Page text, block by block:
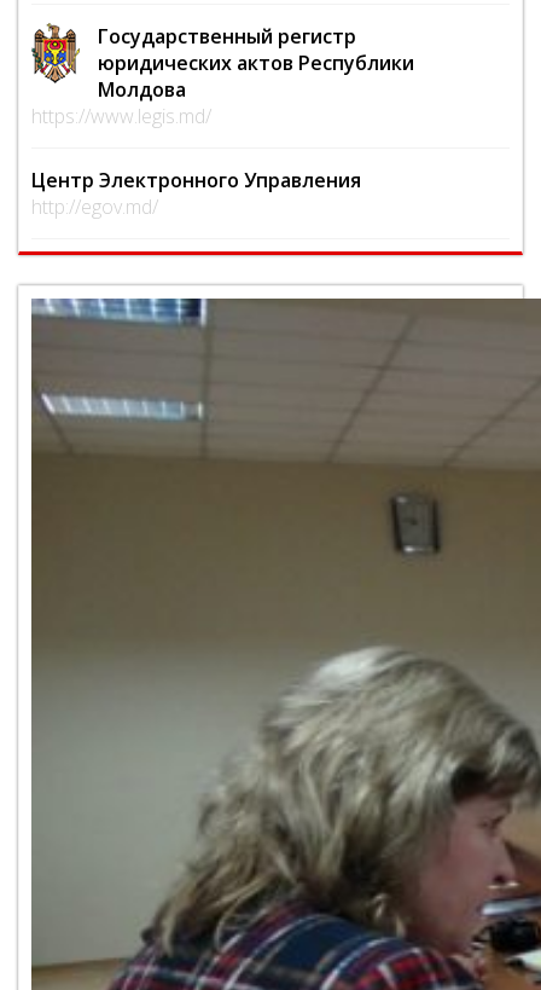
Государственный регистр
юридических актов Республики
Молдова
https://www.legis.md/
Центр Электронного Управления
http://egov.md/